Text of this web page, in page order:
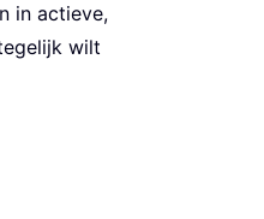
in actieve,
wilt